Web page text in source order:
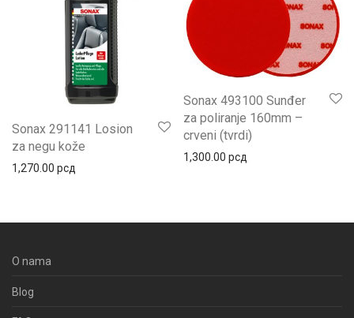
Sonax 291141 Losion
za negu kože
1,270.00 рсд
Sonax 493100 Sunđer
za poliranje 160mm –
crveni (tvrdi)
1,300.00 рсд
O nama
Blog